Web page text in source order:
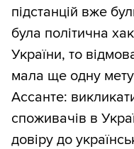
підстанцій вже
була політична
України, то
мала ще одну
Ассанте:
споживачів в
довіру до